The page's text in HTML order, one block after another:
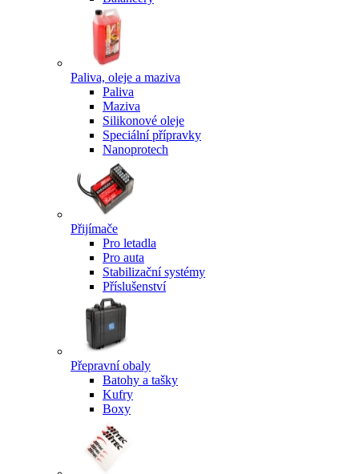
Paliva, oleje a maziva
Paliva
Maziva
Silikonové oleje
Speciální přípravky
Nanoprotech
Přijímače
Pro letadla
Pro auta
Stabilizační systémy
Příslušenství
Přepravní obaly
Batohy a tašky
Kufry
Boxy